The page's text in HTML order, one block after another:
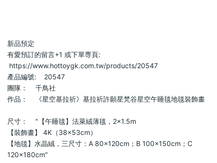
新品預定
有愛預訂的留言+1 或下單専頁:
https://www.hottoygk.com.tw/products/20547
產品編號:    20547
團隊：    千鳥社
作品：    《星空基拉祈》基拉祈許願星梵谷星空午睡毯地毯裝飾畫
尺寸：    "【午睡毯】法萊絨薄毯，2×1.5m
【裝飾畫】 4K（38×53cm）
【地毯】水晶絨，三尺寸：A 80×120cm；B 100×150cm；C
120×180cm"